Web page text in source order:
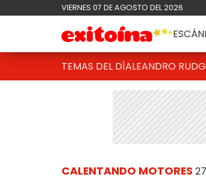
VIERNES 07 DE AGOSTO DEL 2026
TEMAS DEL DÍALEANDRO RUD
CALENTANDO MOTORES